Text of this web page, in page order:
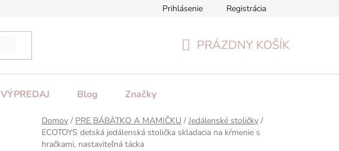
Formulár na odstúpenie od zmluvy
Prihlásenie Registrácia
PRÁZDNY KOŠÍK
VÝPREDAJ Blog Značky
Domov / PRE BÁBÄTKO A MAMIČKU / Jedálenské stoličky /
ECOTOYS detská jedálenská stolička skladacia na kŕmenie s
hračkami, nastaviteľná tácka